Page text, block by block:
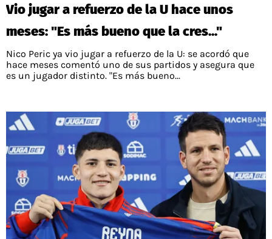
Vio jugar a refuerzo de la U hace unos
meses: "Es más bueno que la cres..."
Nico Peric ya vio jugar a refuerzo de la U: se acordó que
hace meses comentó uno de sus partidos y asegura que
es un jugador distinto. "Es más bueno...